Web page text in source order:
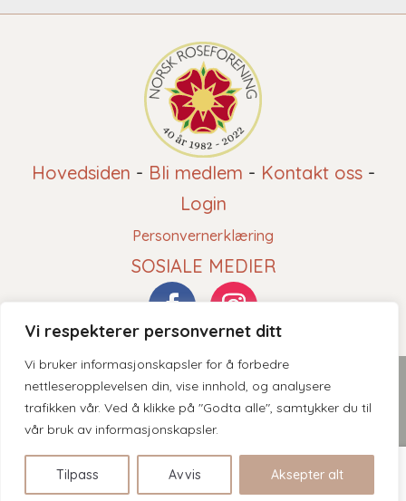
Vi respekterer personvernet ditt
Vi bruker informasjonskapsler for å forbedre
nettleseropplevelsen din, vise innhold, og analysere
trafikken vår. Ved å klikke på "Godta alle", samtykker du til
vår bruk av informasjonskapsler.
Tilpass Avvis Aksepter alt
Hovedsiden - Bli medlem - Kontakt oss-
Login
Personvernerklæring
SOSIALE MEDIER
2026 © Norsk Roseforening - Innholdet er beskyttet av
åndsverksloven. Kopiering er derav ikke tillatt uten skriftlig
tillatelse.